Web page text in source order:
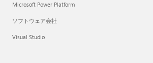
Microsoft Power Platform
ソフトウェア会社
Visual Studio